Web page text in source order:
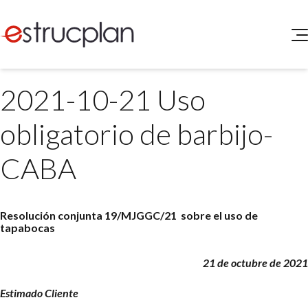
SERVICIOS
Medio Ambiente
Legislación
INGRESAR
Portal de Clientes
Matriz Premium
2021-10-21 Uso
obligatorio de barbijo-
CABA
Resolución conjunta 19/MJGGC/21 sobre el uso de
tapabocas
21 de octubre de 2021
Estimado Cliente